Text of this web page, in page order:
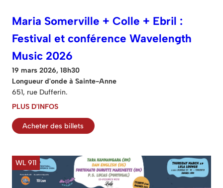
Maria Somerville + Colle + Ebril :
Festival et conférence Wavelength
Music 2026
19 mars 2026, 18h30
Longueur d'onde à Sainte-Anne
651, rue Dufferin.
PLUS D'INFOS
Acheter des billets
WL 911